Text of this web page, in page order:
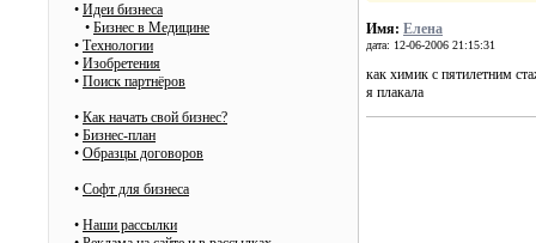
• Идеи бизнеса
• Бизнес в Медицине
• Технологии
• Изобретения
• Поиск партнёров
• Как начать свой бизнес?
• Бизнес-план
• Образцы договоров
• Cофт для бизнеса
• Наши рассылки
Имя: Елена
дата: 12-06-2006 21:15:31
как химик с пятилетним
я плакала